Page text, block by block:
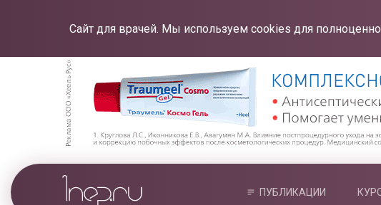
Сайт для врачей. Мы используем cookies для
ПУБЛИКАЦИИ